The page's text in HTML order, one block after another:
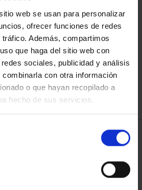
web se usan para personalizar
ofrecer funciones de redes
Además, compartimos
que haga del sitio web con
sociales, publicidad y análisis
con otra información
o que hayan recopilado a
hecho de sus servicios.
REFINAR